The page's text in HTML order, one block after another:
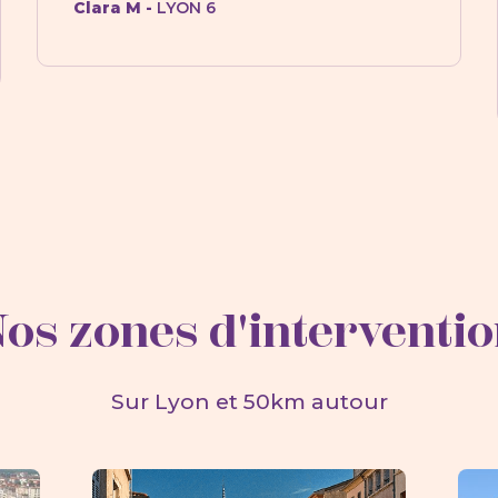
Clara M - LYON 6
zones
Sur Lyon et 50km autour